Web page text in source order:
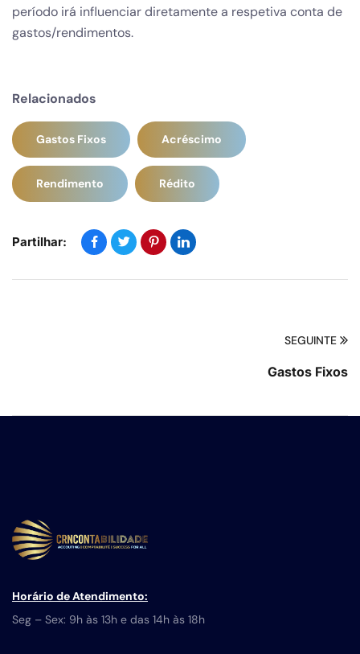
período irá influenciar diretamente a respetiva conta de
gastos/rendimentos.
Relacionados
Gastos Fixos Acréscimo
Rendimento Rédito
Partilhar:
SEGUINTE
Gastos Fixos
Horário de Atendimento:
Seg – Sex: 9h às 13h e das 14h às 18h